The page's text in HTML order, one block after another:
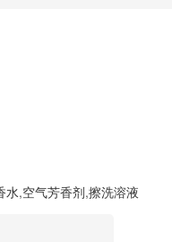
水,空气芳香剂,擦洗溶液